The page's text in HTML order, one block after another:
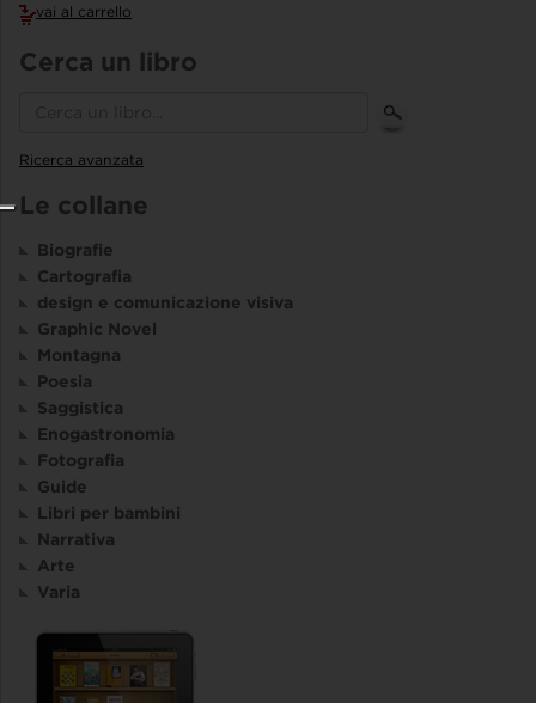
vai al carrello
Cerca un libro
Ricerca avanzata
Le collane
Biografie
Cartografia
design e comunicazione visiva
Graphic Novel
Montagna
Poesia
Saggistica
Enogastronomia
Fotografia
Guide
Libri per bambini
Narrativa
Arte
Varia